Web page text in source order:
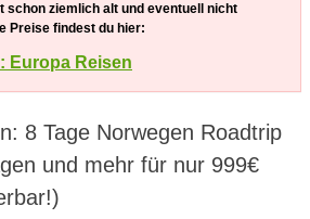
schon ziemlich alt und eventuell nicht
Preise findest du hier:
Europa Reisen
8 Tage Norwegen Roadtrip
und mehr für nur 999€